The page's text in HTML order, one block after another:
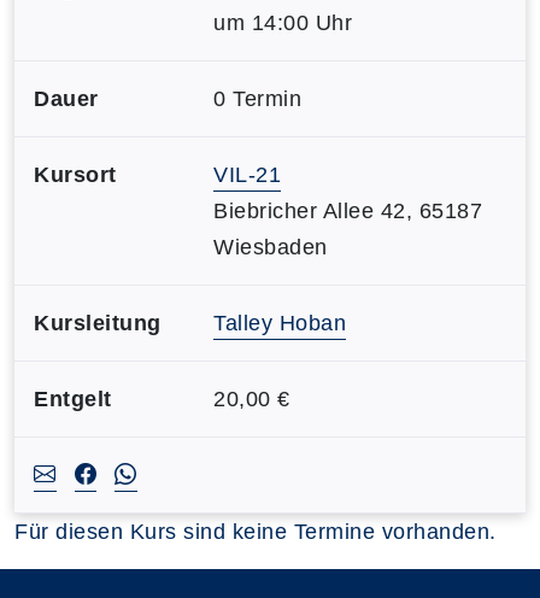
um 14:00 Uhr
Dauer 0 Termin
Kursort
VIL-21
Biebricher Allee 42, 65187
Wiesbaden
Kursleitung Talley Hoban
Entgelt 20,00 €
Für diesen Kurs sind keine Termine vorhanden.